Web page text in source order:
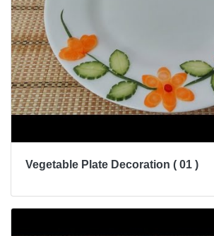
Vegetable Plate Decoration ( 01 )